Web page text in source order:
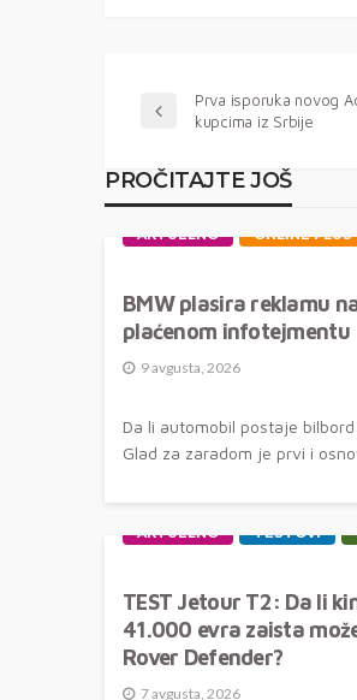
Prva isporuka novog
kupcima iz Srbije
PROČITAJTE JOŠ
AKTUELNO ONLINE PLUS
BMW plasira reklamu
plaćenom infotejmentu
9 avgusta, 2026
Da li automobil postaje
Glad za zaradom je prvi i
AKTUELNO TESTOVI
TEST Jetour T2: Da li
41.000 evra zaista
Rover Defender?
7 avgusta, 2026